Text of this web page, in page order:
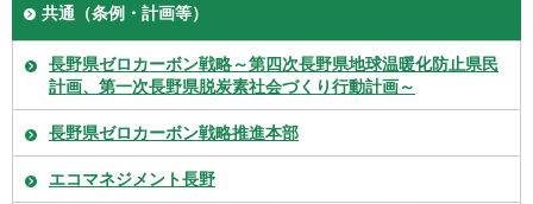
共通（条例・計画等）
長野県ゼロカーボン戦略～第四次長野県地球温暖化防止県民
計画、第一次長野県脱炭素社会づくり行動計画～
長野県ゼロカーボン戦略推進本部
エコマネジメント長野